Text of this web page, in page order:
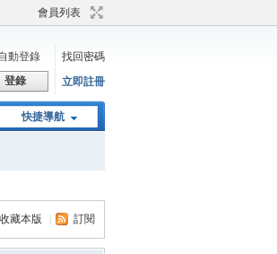
會員列表
動登錄
找回密碼
登錄 立即註冊
快捷導航
收藏本版 訂閱